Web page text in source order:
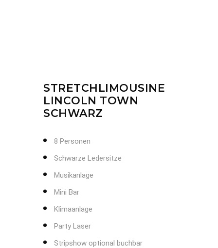
STRETCHLIMOUSINE
LINCOLN TOWN
SCHWARZ
8 Personen
Schwarze Ledersitze
Musikanlage
Mini Bar
Klimaanlage
Party Laser
Stripshow optional buchbar